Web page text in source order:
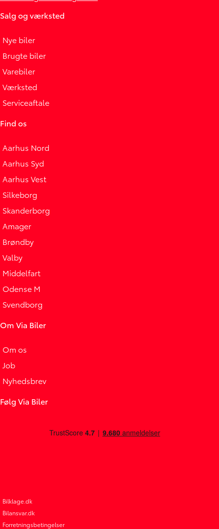
Salg og værksted
Nye biler
Brugte biler
Varebiler
Værksted
Serviceaftale
Find os
Aarhus Nord
Aarhus Syd
Aarhus Vest
Silkeborg
Skanderborg
Amager
Brøndby
Valby
Middelfart
Odense M
Svendborg
Om Via Biler
Om os
Job
Nyhedsbrev
Følg Via Biler
Bilklage.dk
Bilansvar.dk
Forretningsbetingelser